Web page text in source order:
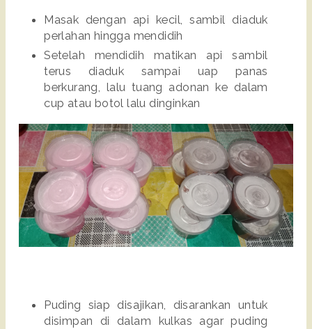
Masak dengan api kecil, sambil diaduk
perlahan hingga mendidih
Setelah mendidih matikan api sambil
terus diaduk sampai uap panas
berkurang, lalu tuang adonan ke dalam
cup atau botol lalu dinginkan
Puding siap disajikan, disarankan untuk
disimpan di dalam kulkas agar puding